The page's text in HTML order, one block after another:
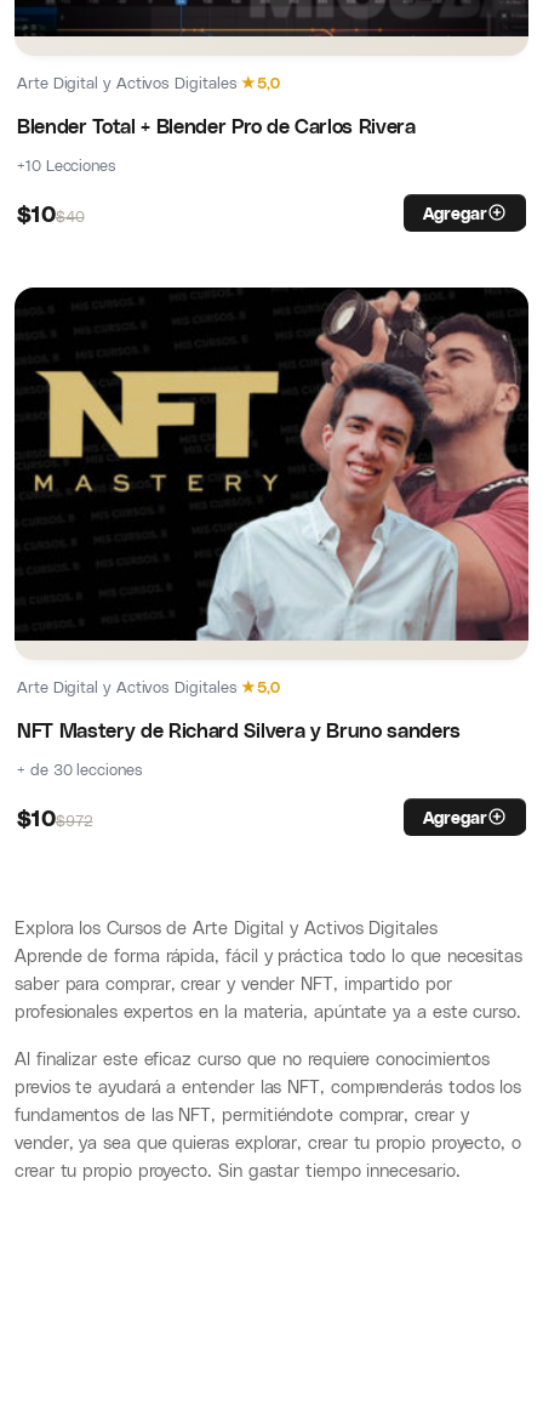
Arte Digital y Activos Digitales·★5,0
Blender Total + Blender Pro de Carlos Rivera
+10 Lecciones
$10$40 Agregar
Arte Digital y Activos Digitales·★5,0
NFT Mastery de Richard Silvera y Bruno sanders
+ de 30 lecciones
$10$972 Agregar
Explora los Cursos de Arte Digital y Activos Digitales
Aprende de forma rápida, fácil y práctica todo lo que necesitas
saber para comprar, crear y vender NFT, impartido por
profesionales expertos en la materia, apúntate ya a este curso.
Al finalizar este eficaz curso que no requiere conocimientos
previos te ayudará a entender las NFT, comprenderás todos los
fundamentos de las NFT, permitiéndote comprar, crear y
vender, ya sea que quieras explorar, crear tu propio proyecto, o
crear tu propio proyecto. Sin gastar tiempo innecesario.